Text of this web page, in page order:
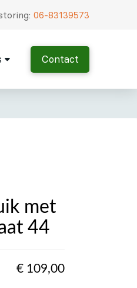
06-83139573
Contact
met
44
€ 109,00